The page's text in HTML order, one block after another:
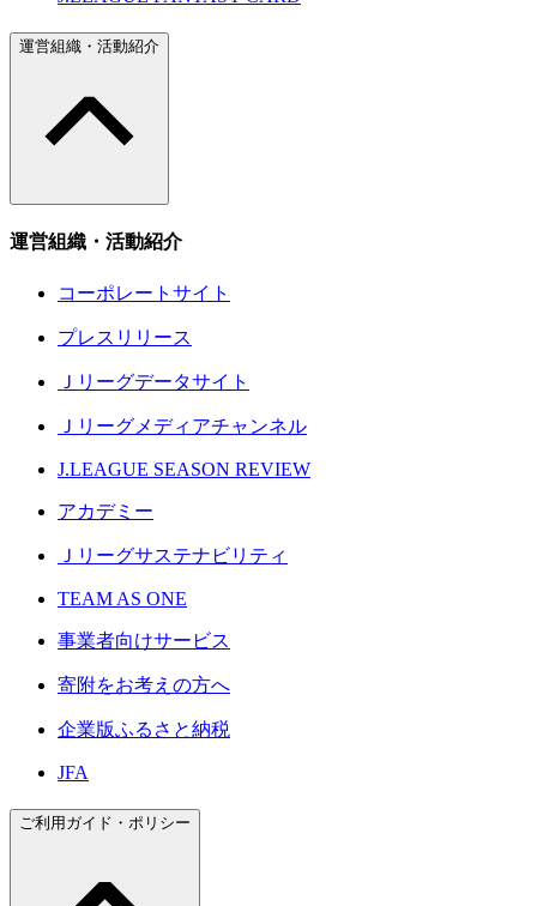
運営組織・活動紹介
運営組織・活動紹介
コーポレートサイト
プレスリリース
Ｊリーグデータサイト
Ｊリーグメディアチャンネル
J.LEAGUE SEASON REVIEW
アカデミー
Ｊリーグサステナビリティ
TEAM AS ONE
事業者向けサービス
寄附をお考えの方へ
企業版ふるさと納税
JFA
ご利用ガイド・ポリシー